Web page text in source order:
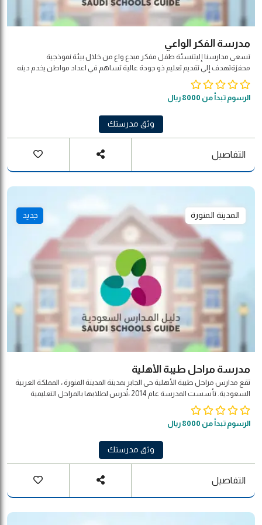
مدرسة الفكر الواعي
تسعى مدارسنا إليتنسئة طفل مفكر مبدع واع من خلال بيئة نموذجية
محفزةتهدف إلي تقديم تعليم ذو جودة عالية تساهم في اعداد مواطن يخدم دينه
ووطنه
الرسوم تبدأ من 8000 ريال
وثق مدرستك
التفاصيل
المدينة المنورة جديد
مدرسة مراحل طيبة الأهلية
تقع مدارس مراحل طيبة الأهلية حى الجابر بمدينة المدينة المنورة ، المملكة العربية
السعودية. تأسست المدرسة عام 2014 ،تُدرس لطلابها بالمراحل التعليمية
حضانة و إبتدائية المدرسة تقدم أفضل بيئة مدرسية وتربوية للتعليم ، ما يجعلها في
طليعة المدارس الأهلية التي تقدّم خدمات تعليمية وتربوية في المملكة العربية
السعودية . وتمتاز المدارس بموقعها الاستراتيجي
الرسوم تبدأ من 8000 ريال
وثق مدرستك
التفاصيل